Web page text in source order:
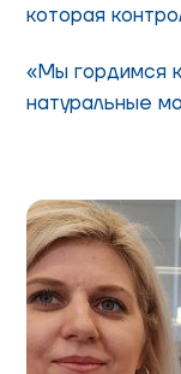
которая
«Мы гордимся
натуральные